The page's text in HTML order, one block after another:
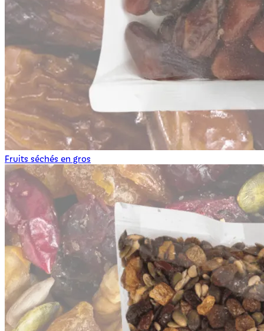
Fruits séchés en gros